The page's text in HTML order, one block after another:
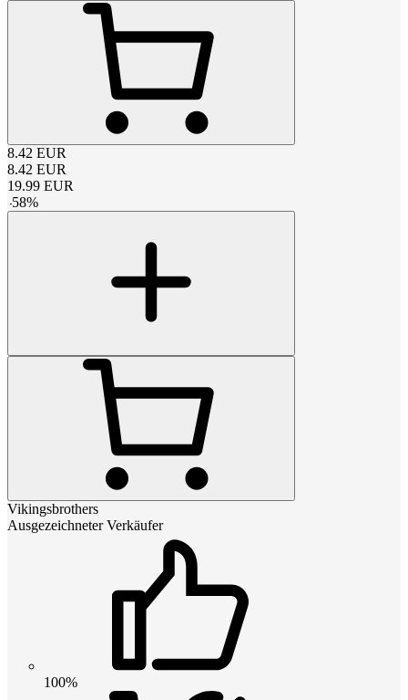
8.42 EUR
8.42 EUR
19.99 EUR
-58%
Vikingsbrothers
Ausgezeichneter Verkäufer
100%